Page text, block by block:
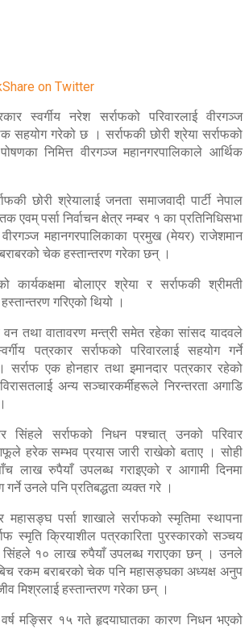
Share on Twitter
स्वर्गीय नरेश सर्राफको परिवारलाई वीरगञ्ज
सहयोग गरेको छ । सर्राफकी छोरी श्रेया सर्राफको
निमित्त वीरगञ्ज महानगरपालिकाले आर्थिक
छोरी श्रेयालाई जनता समाजवादी पार्टी नेपाल
पर्सा निर्वाचन क्षेत्र नम्बर १ का प्रतिनिधिसभा
महानगरपालिकाका प्रमुख (मेयर) राजेशमान
चेक हस्तान्तरण गरेका छन् ।
कार्यकक्षमा बोलाएर श्रेया र सर्राफकी श्रीमती
गरिएको थियो ।
वन तथा वातावरण मन्त्री समेत रहेका सांसद यादवले
पत्रकार सर्राफको परिवारलाई सहयोग गर्ने
सर्राफ एक होनहार तथा इमानदार पत्रकार रहेको
अन्य सञ्चारकर्मीहरूले निरन्तरता अगाडि
सिंहले सर्राफको निधन पश्चात् उनको परिवार
हरेक सम्भव प्रयास जारी राखेको बताए । सोही
लाख रुपैयाँ उपलब्ध गराइएको र आगामी दिनमा
उनले पनि प्रतिबद्धता व्यक्त गरे ।
पर्सा शाखाले सर्राफको स्मृतिमा स्थापना
स्मृति क्रियाशील पत्रकारिता पुरस्कारको सञ्चय
सिंहले १० लाख रुपैयाँ उपलब्ध गराएका छन् । उनले
रकम बराबरको चेक पनि महासङ्घका अध्यक्ष अनुप
मिश्रलाई हस्तान्तरण गरेका छन् ।
मङ्सिर १५ गते हृदयाघातका कारण निधन भएको